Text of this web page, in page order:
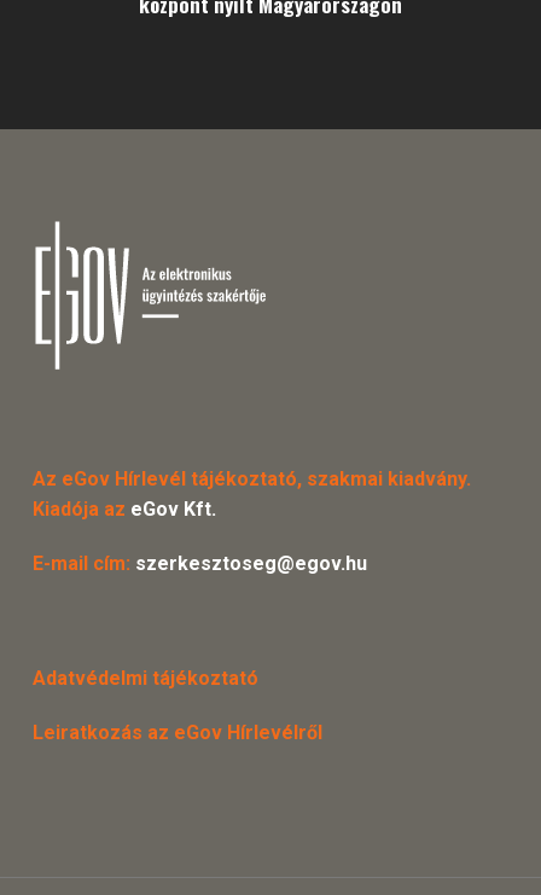
Az eGov Hírlevél tájékoztató, szakmai kiadvány.
Kiadója az eGov Kft.
E-mail cím: szerkesztoseg@egov.hu
Adatvédelmi tájékoztató
Leiratkozás az eGov Hírlevélről